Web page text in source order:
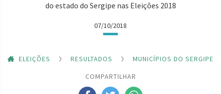
do estado do Sergipe nas Eleições 2018
07/10/2018
ELEIÇÕES RESULTADOS
MUNICÍPIOS DO SERGIPE
COMPARTILHAR